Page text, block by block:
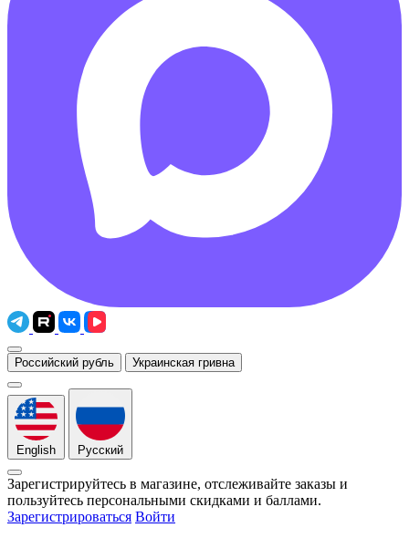
Российский рубль Украинская гривна
English Русский
Зарегистрируйтесь в магазине, отслеживайте заказы и
пользуйтесь персональными скидками и баллами.
Зарегистрироваться Войти